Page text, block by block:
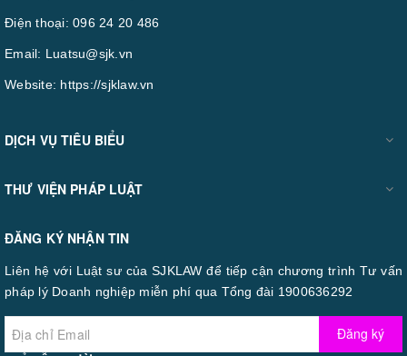
Điện thoại: 096 24 20 486
Email: Luatsu@sjk.vn
Website: https://sjklaw.vn
DỊCH VỤ TIÊU BIỂU
THƯ VIỆN PHÁP LUẬT
ĐĂNG KÝ NHẬN TIN
Liên hệ với Luật sư của SJKLAW để tiếp cận chương trình Tư vấn
pháp lý Doanh nghiệp miễn phí qua Tổng đài 1900636292
Đăng ký